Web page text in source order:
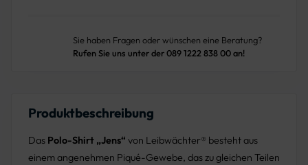
Sie haben Fragen oder wünschen eine Beratung?
Rufen Sie uns unter der 089 1222 838 00 an!
Produktbeschreibung
Das Polo-Shirt „Jens“ von Leibwächter® besteht aus
einem angenehmen Piqué-Gewebe, das zu gleichen Teilen